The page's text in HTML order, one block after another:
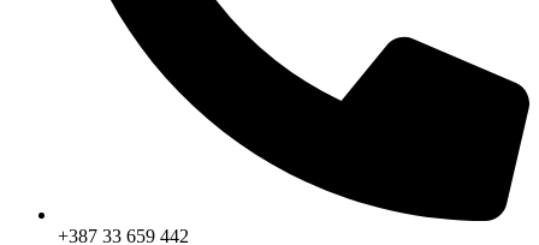
+387 33 659 442